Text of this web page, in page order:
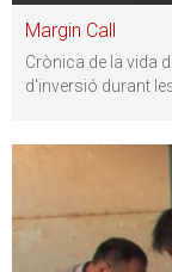
Margin Call
Crònica de la vida
d'inversió durant